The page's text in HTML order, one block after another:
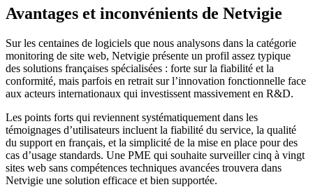
Avantages et inconvénients de Netvigie
Sur les centaines de logiciels que nous analysons dans la catégorie
monitoring de site web, Netvigie présente un profil assez typique
des solutions françaises spécialisées : forte sur la fiabilité et la
conformité, mais parfois en retrait sur l’innovation fonctionnelle face
aux acteurs internationaux qui investissent massivement en R&D.
Les points forts qui reviennent systématiquement dans les
témoignages d’utilisateurs incluent la fiabilité du service, la qualité
du support en français, et la simplicité de la mise en place pour des
cas d’usage standards. Une PME qui souhaite surveiller cinq à vingt
sites web sans compétences techniques avancées trouvera dans
Netvigie une solution efficace et bien supportée.